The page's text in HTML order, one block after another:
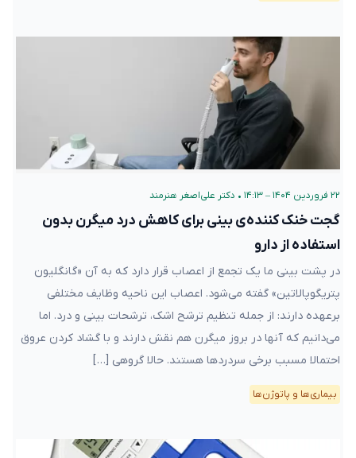
۲۲ فروردین ۱۴۰۴ – ۱۴:۱۳ • دکتر علی‌اصغر هنرمند
گجت خنک کننده‌ی بینی برای کاهش درد میگرن بدون
استفاده از دارو
در پشت بینی ما یک تجمع از اعصاب قرار دارد که به آن «گانگلیون
پتریگوپالاتین» گفته می‌شود. اعصاب این ناحیه وظایف مختلفی
برعهده دارند: از جمله تنظیم ترشح اشک، ترشحات بینی و درد. اما
می‌دانیم که آنها در بروز میگرن هم نقش دارند و با گشاد کردن عروق
احتمالا مسبب برخی سردردها هستند. حالا گروهی […]
بیماری‌ها و پاتوژن‌ها